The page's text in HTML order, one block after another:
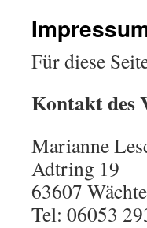
Für diese
Kontakt des
Marianne
Adtring 19
63607
Tel: 06053